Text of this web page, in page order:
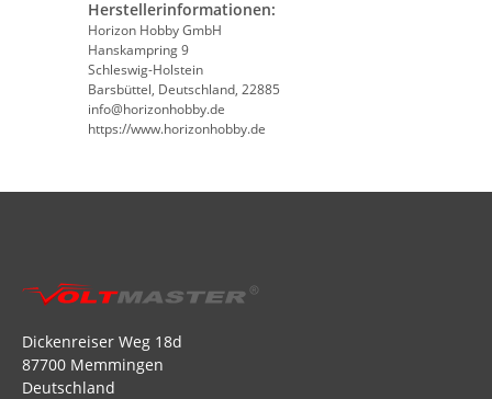
Herstellerinformationen:
Horizon Hobby GmbH
Hanskampring 9
Schleswig-Holstein
Barsbüttel, Deutschland, 22885
info@horizonhobby.de
https://www.horizonhobby.de
Dickenreiser Weg 18d
87700 Memmingen
Deutschland